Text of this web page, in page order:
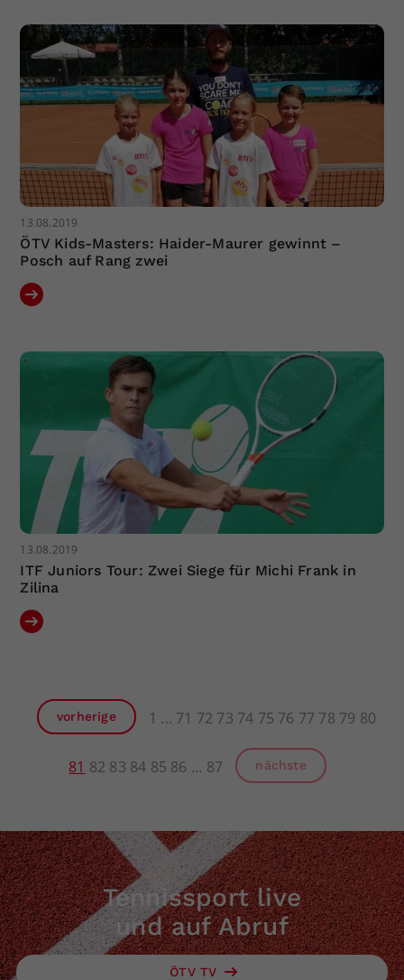
13.08.2019
ÖTV Kids-Masters: Haider-Maurer gewinnt –
Posch auf Rang zwei
13.08.2019
ITF Juniors Tour: Zwei Siege für Michi Frank in
Zilina
vorherige 1 71 72 73 74 75 76 77 78 79 80
81 82 83 84 85 86 87 nächste
Tennissport live
und auf Abruf
ÖTV TV